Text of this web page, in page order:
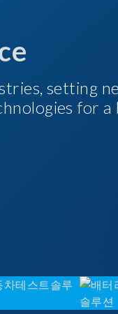
setting
for